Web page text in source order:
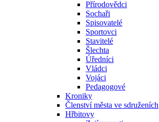
Přírodovědci
Sochaři
Spisovatelé
Sportovci
Stavitelé
Šlechta
Úředníci
Vládci
Vojáci
Pedagogové
Kroniky
Členství města ve sdruženích
Hřbitovy